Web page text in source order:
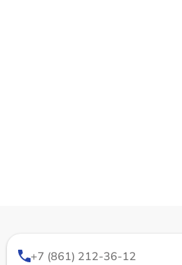
+7 (861) 212-36-12